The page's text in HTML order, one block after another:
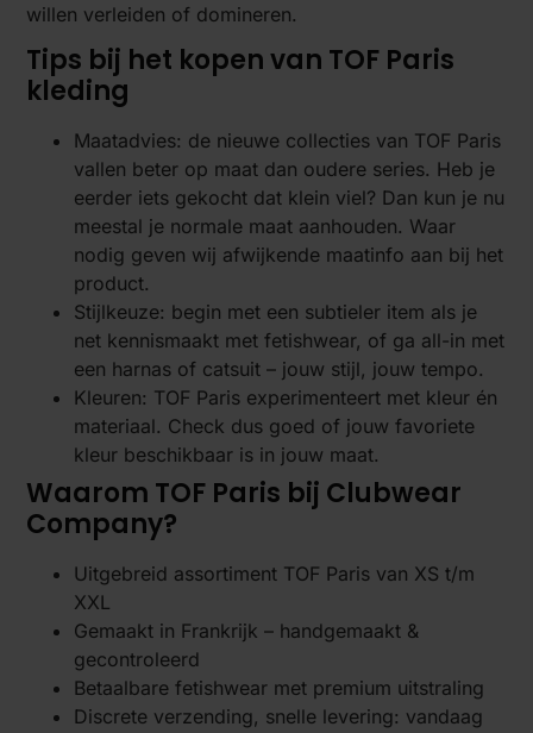
willen verleiden of domineren.
Tips bij het kopen van TOF Paris
kleding
Maatadvies: de nieuwe collecties van TOF Paris
vallen beter op maat dan oudere series. Heb je
eerder iets gekocht dat klein viel? Dan kun je nu
meestal je normale maat aanhouden. Waar
nodig geven wij afwijkende maatinfo aan bij het
product.
Stijlkeuze: begin met een subtieler item als je
net kennismaakt met fetishwear, of ga all-in met
een harnas of catsuit – jouw stijl, jouw tempo.
Kleuren: TOF Paris experimenteert met kleur én
materiaal. Check dus goed of jouw favoriete
kleur beschikbaar is in jouw maat.
Waarom TOF Paris bij Clubwear
Company?
Uitgebreid assortiment TOF Paris van XS t/m
XXL
Gemaakt in Frankrijk – handgemaakt &
gecontroleerd
Betaalbare fetishwear met premium uitstraling
Discrete verzending, snelle levering: vandaag